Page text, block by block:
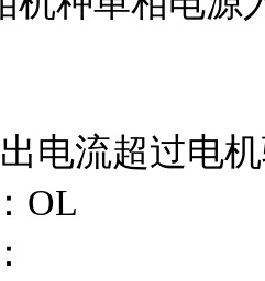
流超过电机
OL